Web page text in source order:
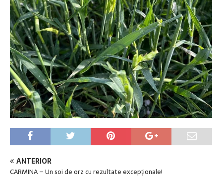
ANTERIOR
CARMINA – Un soi de orz cu rezultate excepționale!